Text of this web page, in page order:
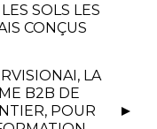
SOLS LES
CONÇUS
LA
B2B DE
POUR